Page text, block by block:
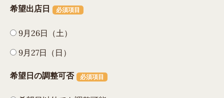
希望出店日 必須項目
9月26日（土）
9月27日（日）
希望日の調整可否 必須項目